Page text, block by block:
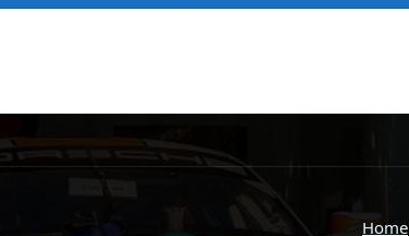
Home